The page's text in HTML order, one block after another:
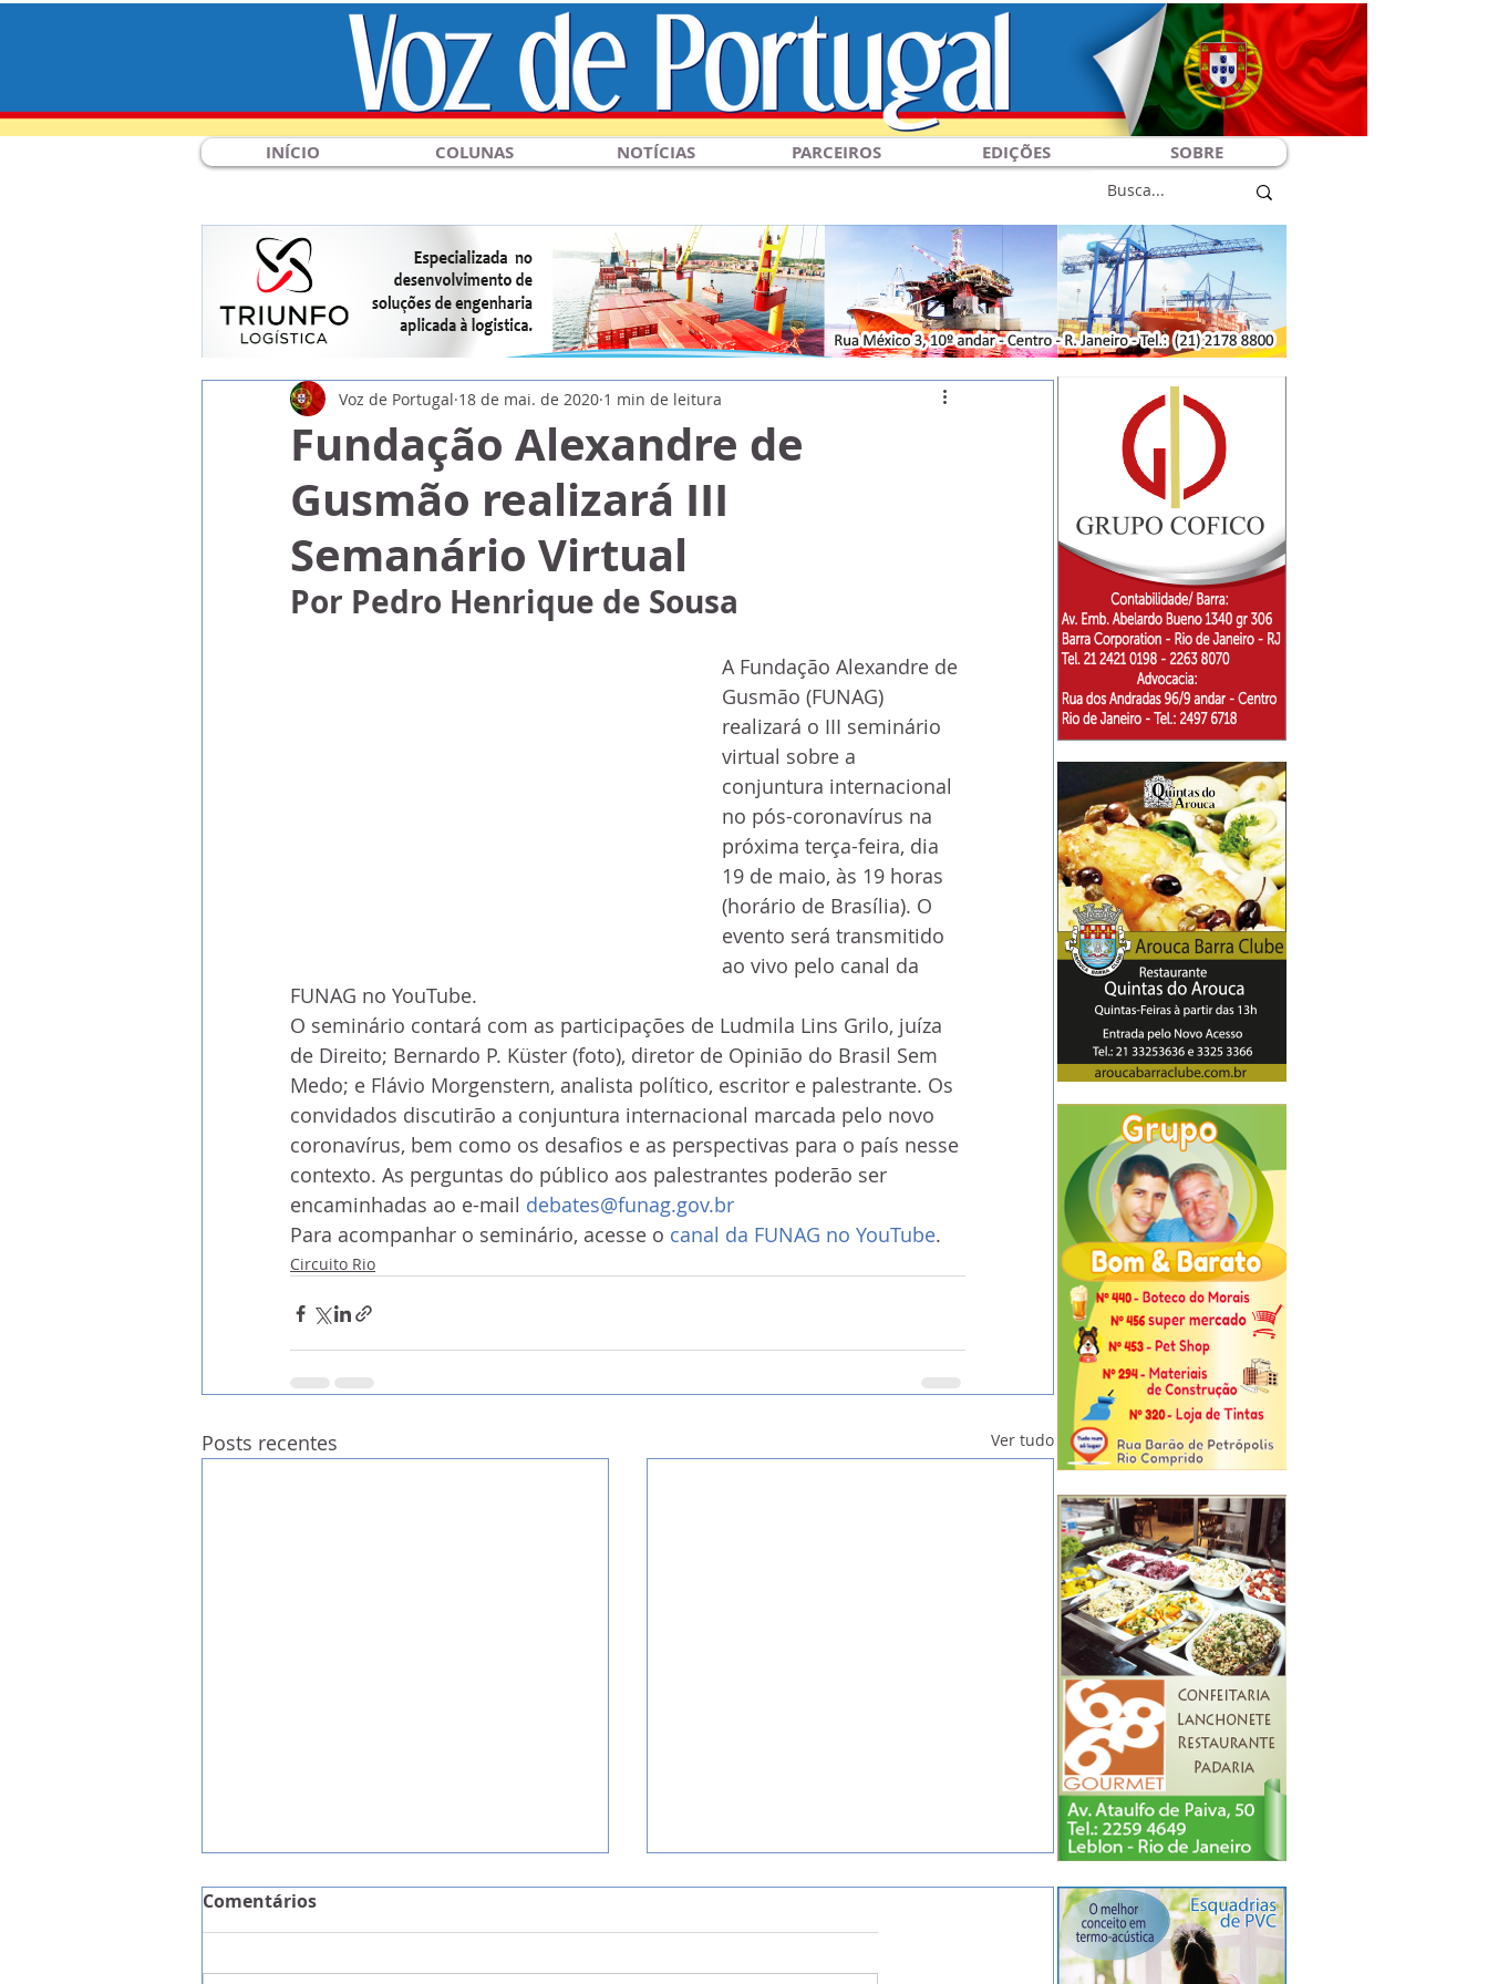
INÍCIO COLUNAS NOTÍCIAS PARCEIROS EDIÇÕES SOBRE
Fundação Alexandre de
Gusmão realizará III
Semanário Virtual
Voz de Portugal 18 de mai. de 2020 1 min de leitura
Por Pedro Henrique de Sousa
A Fundação Alexandre de
Gusmão (FUNAG)
realizará o III seminário
virtual sobre a
conjuntura internacional
no pós-coronavírus na
próxima terça-feira, dia
19 de maio, às 19 horas
(horário de Brasília). O
evento será transmitido
ao vivo pelo canal da
FUNAG no YouTube.
O seminário contará com as participações de Ludmila Lins Grilo, juíza
de Direito; Bernardo P. Küster (foto), diretor de Opinião do Brasil Sem
Medo; e Flávio Morgenstern, analista político, escritor e palestrante. Os
convidados discutirão a conjuntura internacional marcada pelo novo
coronavírus, bem como os desafios e as perspectivas para o país nesse
contexto. As perguntas do público aos palestrantes poderão ser
encaminhadas ao e-mail debates@funag.gov.br
Para acompanhar o seminário, acesse o canal da FUNAG no YouTube.
Circuito Rio
Posts recentes Ver tudo
Comentários